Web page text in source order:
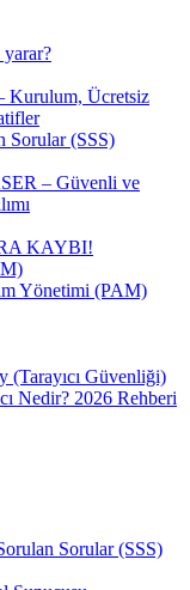
Kurulum, Ücretsiz
Sorular (SSS)
– Güvenli ve
KAYBI!
Yönetimi (PAM)
(Tarayıcı Güvenliği)
Nedir? 2026 Rehberi
Sorular (SSS)